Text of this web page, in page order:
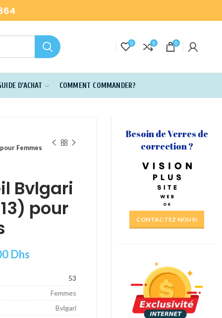
0 0 0
D’ACHAT COMMENT COMMANDER?
Femmes
Bvlgari
pour
Dhs
53
Femmes
Bvlgari
Besoin de Verres de
correction ?
CONTACTEZ NOUS!